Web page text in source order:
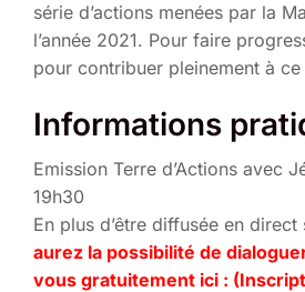
série d’actions menées par la
l’année 2021. Pour faire
pour contribuer pleinement à
Informations
Emission Terre d’Actions avec
19h30
En plus d’être diffusée en direct
aurez la possibilité de
vous gratuitement ici :